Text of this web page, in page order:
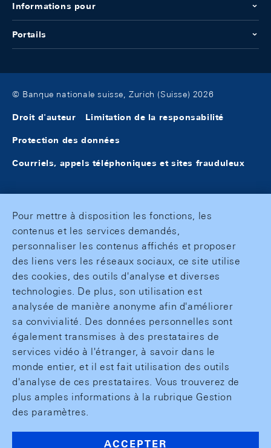
Informations pour
Portails
© Banque nationale suisse, Zurich (Suisse) 2026
Droit d'auteur Limitation de la responsabilité
Protection des données
Courriels, appels téléphoniques et sites frauduleux
Pour mettre à disposition les fonctions, les
contenus et les services demandés,
personnaliser les contenus affichés et proposer
des liens vers les réseaux sociaux, ce site utilise
des cookies, des outils d'analyse et diverses
technologies. De plus, son utilisation est
analysée de manière anonyme afin d'améliorer
sa convivialité. Des données personnelles sont
également transmises à des prestataires de
services vidéo à l'étranger, à savoir dans le
monde entier, et il est fait utilisation des outils
d'analyse de ces prestataires. Vous trouverez de
plus amples informations à la rubrique Gestion
des paramètres.
ACCEPTER